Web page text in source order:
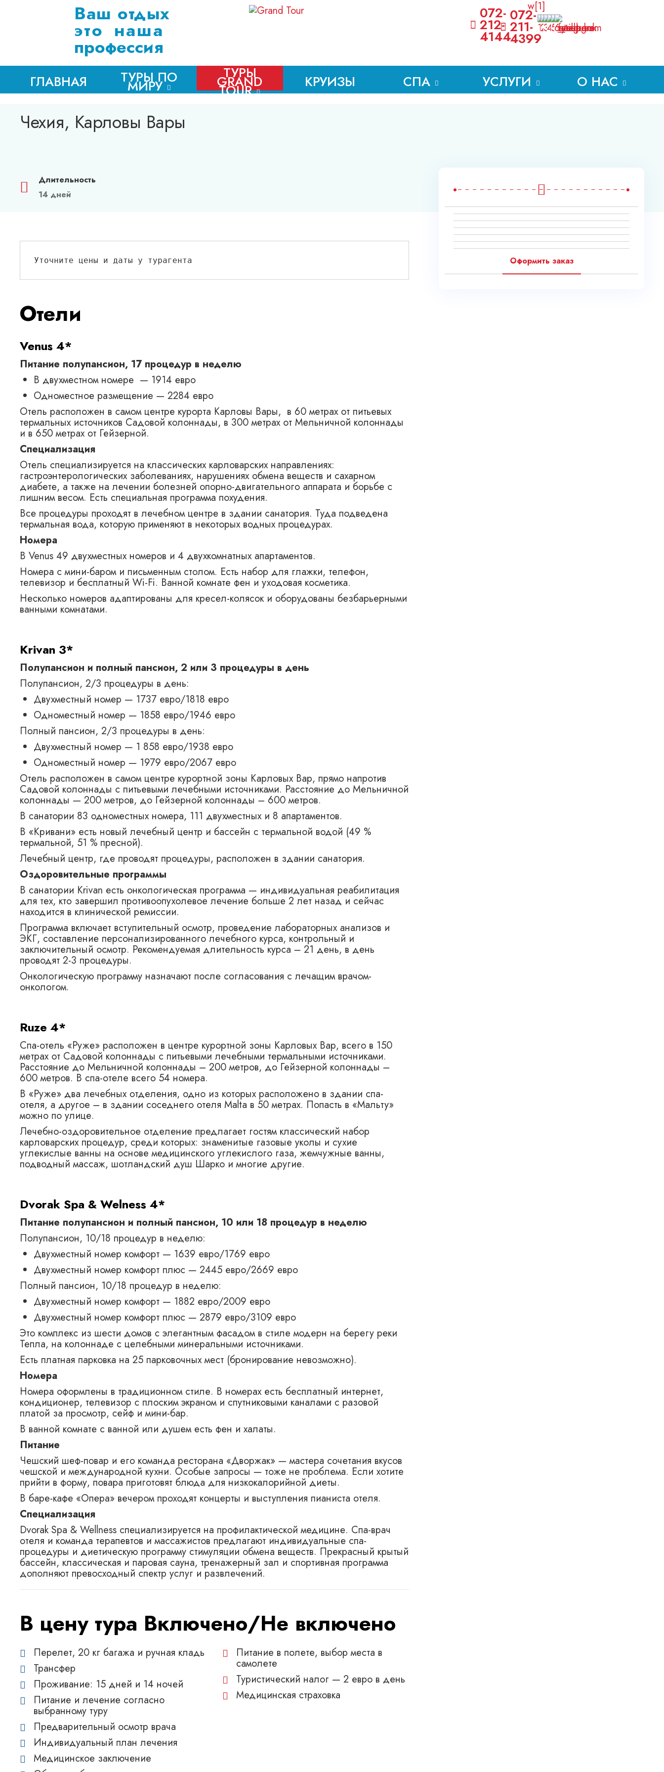
Ваш отдых
это наша
профессия
072-
212-
4144
072-
211-
4399
ГЛАВНАЯ ТУРЫ ПО
МИРУ
ТУРЫ
GRAND
TOUR КРУИЗЫ СПА УСЛУГИ О НАС
Чехия, Карловы Вары
Длительность
14 дней
Уточните цены и даты у турагента
Отели
Venus 4*
Питание полупансион, 17 процедур в неделю
В двухместном номере — 1914 евро
Одноместное размещение — 2284 евро
Отель расположен в самом центре курорта Карловы Вары, в 60 метрах от питьевых
термальных источников Садовой колоннады, в 300 метрах от Мельничной колоннады
и в 650 метрах от Гейзерной.
Специализация
Отель специализируется на классических карловарских направлениях:
гастроэнтерологических заболеваниях, нарушениях обмена веществ и сахарном
диабете, а также на лечении болезней опорно-двигательного аппарата и борьбе с
лишним весом. Есть специальная программа похудения.
Все процедуры проходят в лечебном центре в здании санатория. Туда подведена
термальная вода, которую применяют в некоторых водных процедурах.
Номера
В Venus 49 двухместных номеров и 4 двухкомнатных апартаментов.
Номера с мини-баром и письменным столом. Есть набор для глажки, телефон,
телевизор и бесплатный Wi-Fi. Ванной комнате фен и уходовая косметика.
Несколько номеров адаптированы для кресел-колясок и оборудованы безбарьерными
ванными комнатами.
Krivan 3*
Полупансион и полный пансион, 2 или 3 процедуры в день
Полупансион, 2/3 процедуры в день:
Двухместный номер — 1737 евро/1818 евро
Одноместный номер — 1858 евро/1946 евро
Полный пансион, 2/3 процедуры в день:
Двухместный номер — 1 858 евро/1938 евро
Одноместный номер — 1979 евро/2067 евро
Отель расположен в самом центре курортной зоны Карловых Вар, прямо напротив
Садовой колоннады с питьевыми лечебными источниками. Расстояние до Мельничной
колоннады — 200 метров, до Гейзерной колоннады – 600 метров.
В санатории 83 одноместных номера, 111 двухместных и 8 апартаментов.
В «Кривани» есть новый лечебный центр и бассейн с термальной водой (49 %
термальной, 51 % пресной).
Лечебный центр, где проводят процедуры, расположен в здании санатория.
Оздоровительные программы
В санатории Krivan есть онкологическая программа — индивидуальная реабилитация
для тех, кто завершил противоопухолевое лечение больше 2 лет назад и сейчас
находится в клинической ремиссии.
Программа включает вступительный осмотр, проведение лабораторных анализов и
ЭКГ, составление персонализированного лечебного курса, контрольный и
заключительный осмотр. Рекомендуемая длительность курса – 21 день, в день
проводят 2-3 процедуры.
Онкологическую программу назначают после согласования с лечащим врачом-
онкологом.
Ruze 4*
Спа-отель «Руже» расположен в центре курортной зоны Карловых Вар, всего в 150
метрах от Садовой колоннады с питьевыми лечебными термальными источниками.
Расстояние до Мельничной колоннады – 200 метров, до Гейзерной колоннады –
600 метров. В спа-отеле всего 54 номера.
В «Руже» два лечебных отделения, одно из которых расположено в здании спа-
отеля, а другое – в здании соседнего отеля Malta в 50 метрах. Попасть в «Мальту»
можно по улице.
Лечебно-оздоровительное отделение предлагает гостям классический набор
карловарских процедур, среди которых: знаменитые газовые уколы и сухие
углекислые ванны на основе медицинского углекислого газа, жемчужные ванны,
подводный массаж, шотландский душ Шарко и многие другие.
Dvorak Spa & Welness 4*
Питание полупансион и полный пансион, 10 или 18 процедур в неделю
Полупансион, 10/18 процедур в неделю:
Двухместный номер комфорт — 1639 евро/1769 евро
Двухместный номер комфорт плюс — 2445 евро/2669 евро
Полный пансион, 10/18 процедур в неделю:
Двухместный номер комфорт — 1882 евро/2009 евро
Двухместный номер комфорт плюс — 2879 евро/3109 евро
Это комплекс из шести домов с элегантным фасадом в стиле модерн на берегу реки
Тепла, на колоннаде с целебными минеральными источниками.
Есть платная парковка на 25 парковочных мест (бронирование невозможно).
Номера
Номера оформлены в традиционном стиле. В номерах есть бесплатный интернет,
кондиционер, телевизор с плоским экраном и спутниковыми каналами с разовой
платой за просмотр, сейф и мини-бар.
В ванной комнате с ванной или душем есть фен и халаты.
Питание
Чешский шеф-повар и его команда ресторана «Дворжак» — мастера сочетания вкусов
чешской и международной кухни. Особые запросы — тоже не проблема. Если хотите
прийти в форму, повара приготовят блюда для низкокалорийной диеты.
В баре-кафе «Опера» вечером проходят концерты и выступления пианиста отеля.
Специализация
Dvorak Spa & Wellness специализируется на профилактической медицине. Спа-врач
отеля и команда терапевтов и массажистов предлагают индивидуальные спа-
процедуры и диетическую программу стимуляции обмена веществ. Прекрасный крытый
бассейн, классическая и паровая сауна, тренажерный зал и спортивная программа
дополняют превосходный спектр услуг и развлечений.
В цену тура Включено/Не включено
Перелет, 20 кг багажа и ручная кладь
Трансфер
Проживание: 15 дней и 14 ночей
Питание и лечение согласно
выбранному туру
Предварительный осмотр врача
Индивидуальный план лечения
Медицинское заключение
Питание в полете, выбор места в
самолете
Туристический налог — 2 евро в день
Медицинская страховка
Оформить заказ